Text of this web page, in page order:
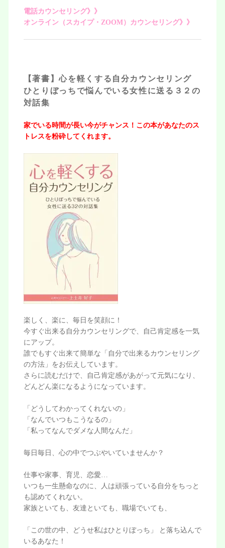
電話カウンセリング》》
オンライン（スカイプ・ZOOM）カウンセリング》》
【著書】心を軽くする自分カウンセリング
ひとりぼっちで悩んでいる女性に送る３２の
対話集
家でいる時間が長い今がチャンス！この本があなたのス
トレスを粉砕してくれます。
楽しく、楽に、毎日を笑顔に！
今すぐ出来る自分カウンセリングで、自己肯定感を一気
にアップ。
誰でもすぐ出来て簡単な「自分で出来るカウンセリング
の方法」をお伝えしています。
さらに読むだけで、自己肯定感があがって元気になり、
どんどん楽になるようになっています。
「どうしてわかってくれないの」
「なんでいつもこうなるの」
「私ってなんでダメな人間なんだ」
毎日毎日、心の中でつぶやいていませんか？
仕事や家事、育児、恋愛…
いつも一生懸命なのに、人は頑張っている自分をちっと
も認めてくれない。
家族といても、友達といても、職場でいても、
「この世の中、どうせ私はひとりぼっち」 と落ち込んで
いるあなた！